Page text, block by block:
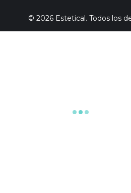
© 2026Estetical. Todos los